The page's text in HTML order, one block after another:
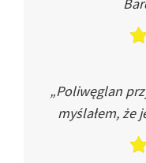
„Poliwęglan
myślałem, że